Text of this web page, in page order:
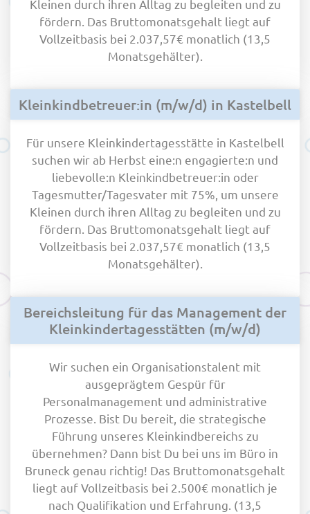
Kleinen durch ihren Alltag zu begleiten und zu
fördern. Das Bruttomonatsgehalt liegt auf
Vollzeitbasis bei 2.037,57€ monatlich (13,5
Monatsgehälter).
Kleinkindbetreuer:in (m/w/d) in Kastelbell
Für unsere Kleinkindertagesstätte in Kastelbell
suchen wir ab Herbst eine:n engagierte:n und
liebevolle:n Kleinkindbetreuer:in oder
Tagesmutter/Tagesvater mit 75%, um unsere
Kleinen durch ihren Alltag zu begleiten und zu
fördern. Das Bruttomonatsgehalt liegt auf
Vollzeitbasis bei 2.037,57€ monatlich (13,5
Monatsgehälter).
Bereichsleitung für das Management der
Kleinkindertagesstätten (m/w/d)
Wir suchen ein Organisationstalent mit
ausgeprägtem Gespür für
Personalmanagement und administrative
Prozesse. Bist Du bereit, die strategische
Führung unseres Kleinkindbereichs zu
übernehmen? Dann bist Du bei uns im Büro in
Bruneck genau richtig! Das Bruttomonatsgehalt
liegt auf Vollzeitbasis bei 2.500€ monatlich je
nach Qualifikation und Erfahrung. (13,5